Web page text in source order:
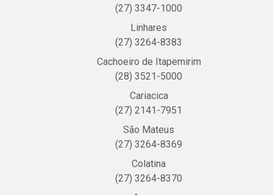
(27) 3347-1000
Linhares
(27) 3264-8383
Cachoeiro de Itapemirim
(28) 3521-5000
Cariacica
(27) 2141-7951
São Mateus
(27) 3264-8369
Colatina
(27) 3264-8370